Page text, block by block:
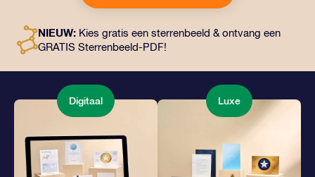
naar keuze worden verzonden, evenals digitale
een magische manier om een blijvend cadeau te geven
aan vrienden en dierbaren.
NIEUW: Kies gratis een sterrenbeeld & ontvang een
GRATIS Sterrenbeeld-PDF!
Digitaal Luxe